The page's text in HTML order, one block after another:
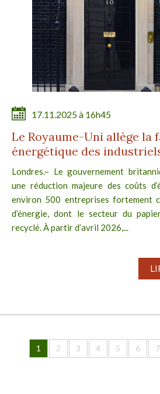
17.11.2025 à 16h45
Le Royaume-Uni allège la
énergétique des
Londres.– Le gouvernement
une réduction majeure des coûts
environ 500 entreprises fortement
d’énergie, dont le secteur du
recyclé. À partir d’avril 2026,...
1 2 3 4 5 6 7